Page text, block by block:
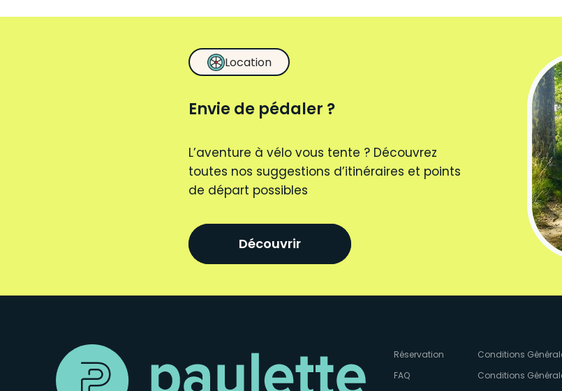
Location
Envie de pédaler ?
L’aventure à vélo vous tente ? Découvrez
toutes nos suggestions d’itinéraires et points
de départ possibles
Découvrir
Réservation
FAQ
Conditions
Conditions